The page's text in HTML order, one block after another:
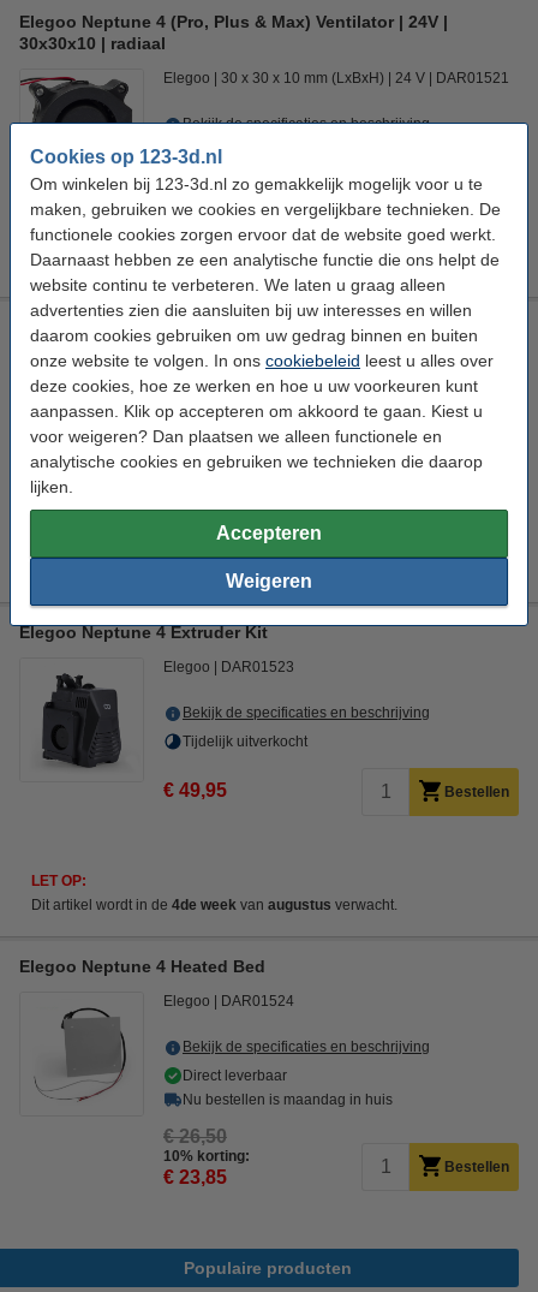
Cookies op 123-3d.nl
Om winkelen bij 123-3d.nl zo gemakkelijk mogelijk voor u te
maken, gebruiken we cookies en vergelijkbare technieken. De
functionele cookies zorgen ervoor dat de website goed werkt.
Daarnaast hebben ze een analytische functie die ons helpt de
website continu te verbeteren. We laten u graag alleen
advertenties zien die aansluiten bij uw interesses en willen
daarom cookies gebruiken om uw gedrag binnen en buiten
onze website te volgen. In ons cookiebeleid leest u alles over
deze cookies, hoe ze werken en hoe u uw voorkeuren kunt
aanpassen. Klik op accepteren om akkoord te gaan. Kiest u
voor weigeren? Dan plaatsen we alleen functionele en
analytische cookies en gebruiken we technieken die daarop
lijken.
Accepteren
Weigeren
Elegoo Neptune 4 (Pro, Plus & Max) Ventilator | 24V |
30x30x10 | radiaal
Elegoo 30 x 30 x 10 mm (LxBxH) 24 V DAR01521
Bekijk de specificaties en beschrijving
Direct leverbaar
Nu bestellen is maandag in huis
€ 5,50
5% korting:
€ 5,23 Bestellen
Elegoo Neptune 4 (Pro, Plus & Max) Ventilator | 24V |
40x40x50 | radiaal
Elegoo DAR01522
Bekijk de specificaties en beschrijving
Direct leverbaar
5% korting:
€ 6,18
Elegoo Neptune 4 Extruder Kit
Elegoo DAR01523
Bekijk de specificaties en beschrijving
Tijdelijk uitverkocht
€ 49,95 Bestellen
LET OP:
Dit artikel wordt in de 4de week van augustus verwacht.
Elegoo Neptune 4 Heated Bed
Elegoo DAR01524
Bekijk de specificaties en beschrijving
Direct leverbaar
Nu bestellen is maandag in huis
€ 26,50
10% korting:
€ 23,85 Bestellen
Populaire producten